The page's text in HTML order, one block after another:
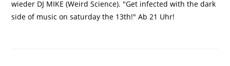
wieder DJ MIKE (Weird Science). "Get infected with the dark
side of music on saturday the 13th!" Ab 21 Uhr!